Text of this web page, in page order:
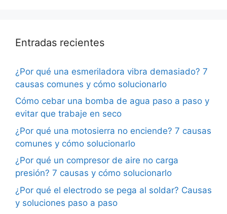
Entradas recientes
¿Por qué una esmeriladora vibra demasiado? 7
causas comunes y cómo solucionarlo
Cómo cebar una bomba de agua paso a paso y
evitar que trabaje en seco
¿Por qué una motosierra no enciende? 7 causas
comunes y cómo solucionarlo
¿Por qué un compresor de aire no carga
presión? 7 causas y cómo solucionarlo
¿Por qué el electrodo se pega al soldar? Causas
y soluciones paso a paso